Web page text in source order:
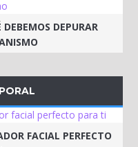
DEPURAR
FACIAL PERFECTO